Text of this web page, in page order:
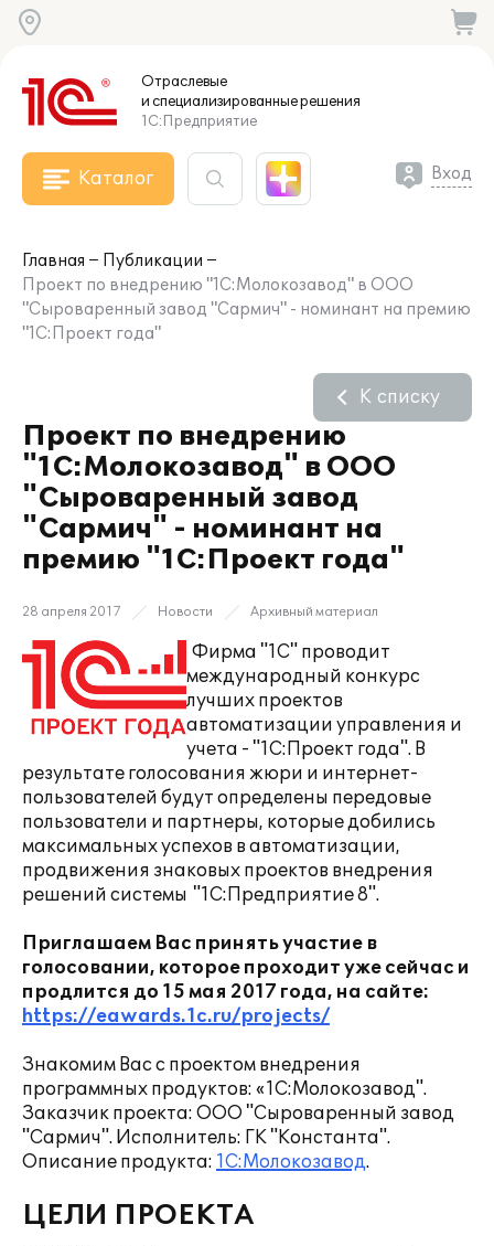
Отраслевые
и специализированныерешения
1С:Предприятие
Каталог Вход
Главная
Публикации
Проект по внедрению "1С:Молокозавод" в ООО
"Сыроваренный завод "Сармич" - номинант на премию
"1С:Проект года"
Проект по внедрению
"1С:Молокозавод" в ООО
"Сыроваренный завод
"Сармич" - номинант на
премию "1С:Проект года"
К списку
28 апреля 2017 Новости Архивный материал
Фирма "1С" проводит
международный конкурс
лучших проектов
автоматизации управления и
учета - "1С:Проект года". В
результате голосования жюри и интернет-
пользователей будут определены передовые
пользователи и партнеры, которые добились
максимальных успехов в автоматизации,
продвижения знаковых проектов внедрения
решений системы "1С:Предприятие 8".
Приглашаем Вас принять участие в
голосовании, которое проходит уже сейчас и
продлится до 15 мая 2017 года, на сайте:
https://eawards.1c.ru/projects/
Знакомим Вас с проектом внедрения
программных продуктов: «1С:Молокозавод".
Заказчик проекта: ООО "Сыроваренный завод
"Сармич". Исполнитель: ГК "Константа".
Описание продукта: 1С:Молокозавод.
ЦЕЛИ ПРОЕКТА